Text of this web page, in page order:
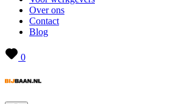
Over ons
Contact
Blog
0